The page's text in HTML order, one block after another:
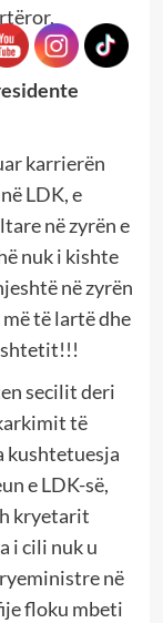
karrierën
LDK, e
në zyrën e
nuk i kishte
në zyrën
të lartë dhe
shtetit!!!
secilit deri
të
kushtetuesja
e LDK-së,
kryetarit
i cili nuk u
në
floku mbeti